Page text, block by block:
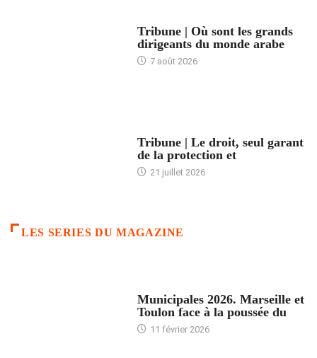
Tribune | Où sont les grands
dirigeants du monde arabe
7 août 2026
Tribune | Le droit, seul garant
de la protection et
21 juillet 2026
LES SERIES DU MAGAZINE
Municipales 2026. Marseille et
Toulon face à la poussée du
11 février 2026